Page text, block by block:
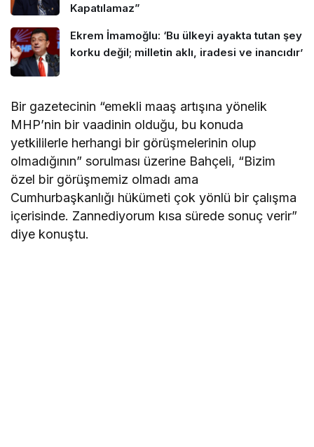
Kapatılamaz”
Ekrem İmamoğlu: ‘Bu ülkeyi ayakta tutan şey
korku değil; milletin aklı, iradesi ve inancıdır’
Bir gazetecinin “emekli maaş artışına yönelik
MHP’nin bir vaadinin olduğu, bu konuda
yetkililerle herhangi bir görüşmelerinin olup
olmadığının” sorulması üzerine Bahçeli, “Bizim
özel bir görüşmemiz olmadı ama
Cumhurbaşkanlığı hükümeti çok yönlü bir çalışma
içerisinde. Zannediyorum kısa sürede sonuç verir”
diye konuştu.